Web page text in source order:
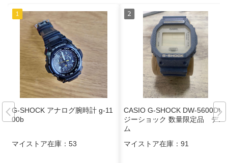
G-SHOCK アナログ腕時計 g-11
00b
マイストア在庫： 53
CASIO G-SHOCK DW-5600DC
ジーショック 数量限定品 デニ
ム
マイストア在庫： 91